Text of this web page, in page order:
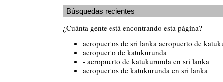
Búsquedas recientes
¿Cuánta gente está encontrando esta página?
aeropuertos de sri lanka aeropuerto de
aeropuerto de katukurunda
- aeropuerto de katukurunda en sri lanka
aeropuertos de katukurunda en sri lanka